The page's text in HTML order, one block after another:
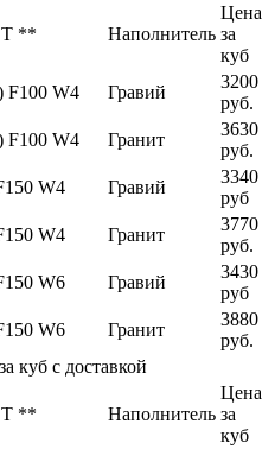
** Наполнитель
Цена
за
куб
W4 Гравий
3200
руб.
W4 Гранит
3630
руб.
W4 Гравий
3340
руб
W4 Гранит
3770
руб.
W6 Гравий
3430
руб
W6 Гранит
3880
руб.
куб с доставкой
** Наполнитель
Цена
за
куб